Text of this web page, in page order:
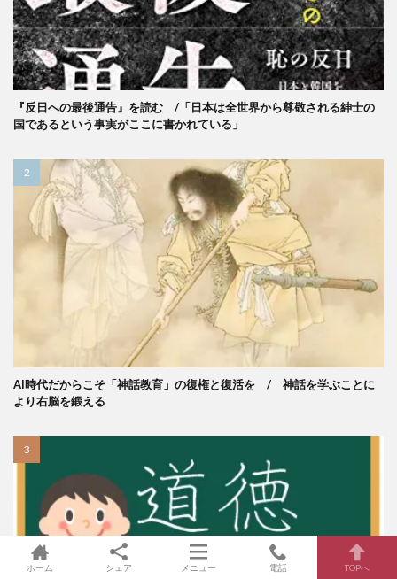
『反日への最後通告』を読む /「日本は全世界から尊敬される紳士の
国であるという事実がここに書かれている」
AI時代だからこそ「神話教育」の復権と復活を / 神話を学ぶことに
より右脳を鍛える
ホーム シェア メニュー 電話 TOPへ